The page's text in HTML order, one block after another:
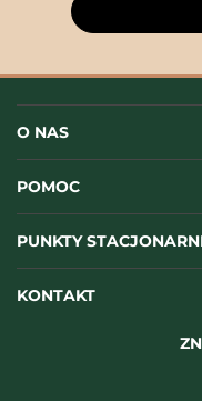
O NAS
POMOC
PUNKTY
KONTAKT